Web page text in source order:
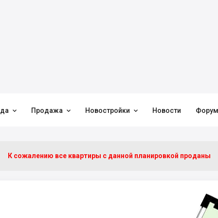
 Продажа  Новостройки  Новости Форум
К сожалению все квартиры c данной планировкой проданы